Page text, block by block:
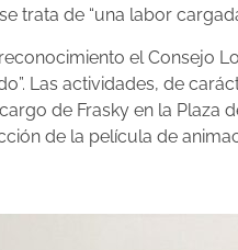
trata de “una labor
el Consejo
Las actividades, de
de Frasky en la Plaza
de la película de